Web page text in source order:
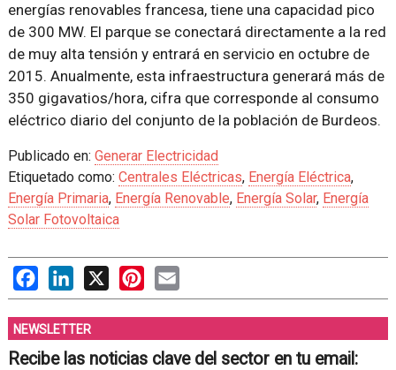
energías renovables francesa, tiene una capacidad pico
de 300 MW. El parque se conectará directamente a la red
de muy alta tensión y entrará en servicio en octubre de
2015. Anualmente, esta infraestructura generará más de
350 gigavatios/hora, cifra que corresponde al consumo
eléctrico diario del conjunto de la población de Burdeos.
Publicado en: Generar Electricidad
Etiquetado como: Centrales Eléctricas, Energía Eléctrica,
Energía Primaria, Energía Renovable, Energía Solar, Energía
Solar Fotovoltaica
FacebookLinkedIn
X PinterestEmail
NEWSLETTER
Recibe las noticias clave del sector en tu email: